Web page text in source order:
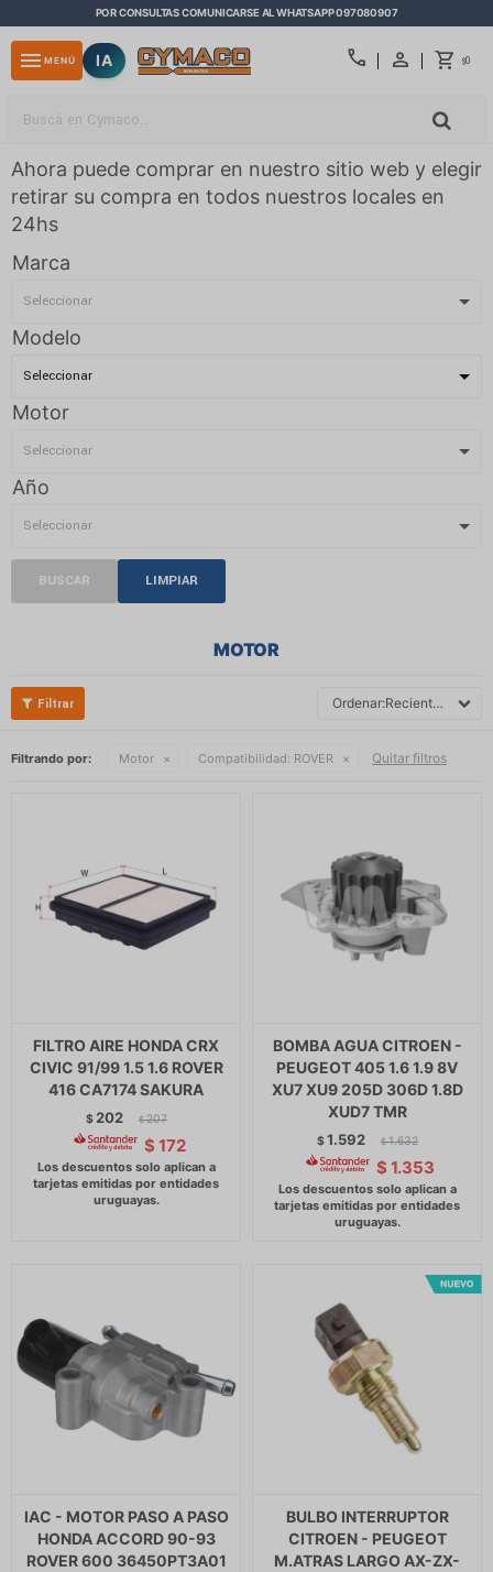
POR CONSULTAS COMUNICARSE AL WHATSAPP 097080907
call $0
menu MENÚ IA
Ahora puede comprar en nuestro sitio web y elegir
retirar su compra en todos nuestros locales en
24hs
Marca
Modelo
Motor
Año
BUSCAR LIMPIAR
MOTOR
Recientes
Filtrando por: Motor Compatibilidad: ROVER Quitar filtros
FILTRO AIRE HONDA CRX
CIVIC 91/99 1.5 1.6 ROVER
416 CA7174 SAKURA
$ 202 $ 207
$ 172
BOMBA AGUA CITROEN -
PEUGEOT 405 1.6 1.9 8V
XU7 XU9 205D 306D 1.8D
XUD7 TMR
$1.592 $ 1.632
$ 1.353
IAC - MOTOR PASO A PASO
HONDA ACCORD 90-93
ROVER 600 36450PT3A01
BULBO INTERRUPTOR
CITROEN - PEUGEOT
M.ATRAS LARGO AX-ZX-
close